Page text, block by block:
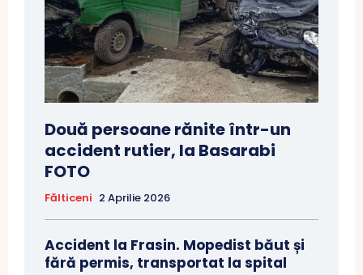
Două persoane rănite într-un
accident rutier, la Basarabi
FOTO
Fălticeni 2 Aprilie 2026
Accident la Frasin. Mopedist băut și
fără permis, transportat la spital